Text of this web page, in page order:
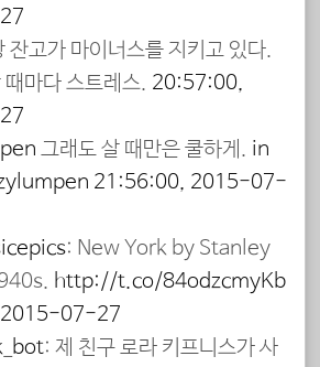
잔고가 마이너스를 지키고 있다.
마다 스트레스. 20:57:00,
그래도 살 때만은 쿨하게. in
21:56:00, 2015-07-
: New York by Stanley
http://t.co/84odzcmyKb
07-27
: 제 친구 로라 키프니스가 사